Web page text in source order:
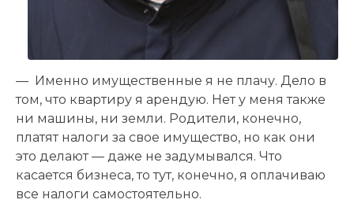
— Именно имущественные я не плачу. Дело в
том, что квартиру я арендую. Нет у меня также
ни машины, ни земли. Родители, конечно,
платят налоги за свое имущество, но как они
это делают — даже не задумывался. Что
касается бизнеса, то тут, конечно, я оплачиваю
все налоги самостоятельно.